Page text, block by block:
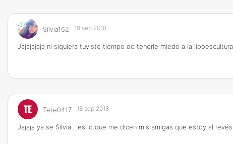
Silvia162 19 sep 2018
Jajajajaja ni siquiera tuviste tiempo de tenerle miedo a la
TE Tete0417 18 sep 2018
Jajaja ya se Silvia... es lo que me dicen mis amigas que estoy al